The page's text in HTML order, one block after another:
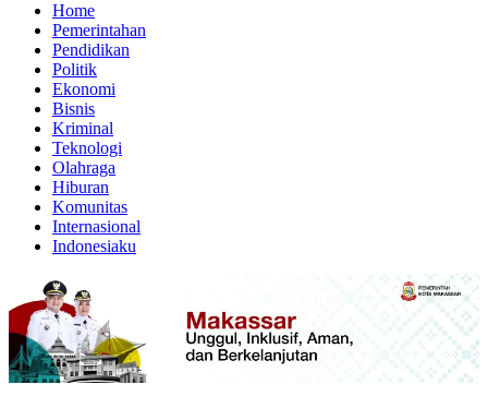
Home
Pemerintahan
Pendidikan
Politik
Ekonomi
Bisnis
Kriminal
Teknologi
Olahraga
Hiburan
Komunitas
Internasional
Indonesiaku